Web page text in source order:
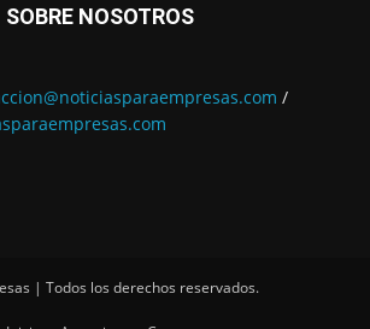
SOBRE NOSOTROS
/
| Todos los derechos reservados.